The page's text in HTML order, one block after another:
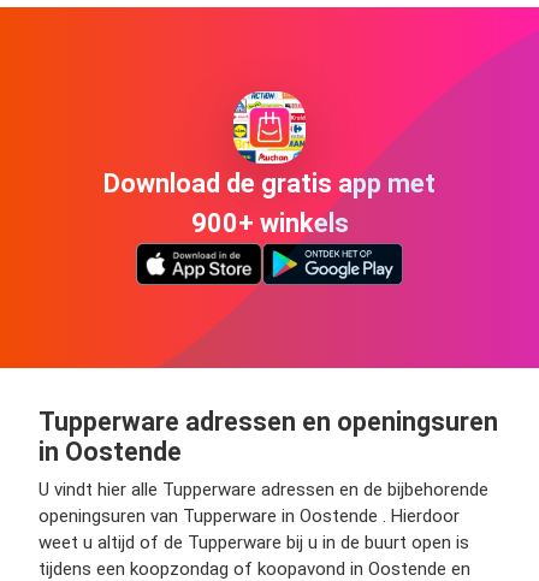
Download de gratis app met
900+ winkels
Tupperware adressen en openingsuren
in Oostende
U vindt hier alle Tupperware adressen en de bijbehorende
openingsuren van Tupperware in Oostende . Hierdoor
weet u altijd of de Tupperware bij u in de buurt open is
tijdens een koopzondag of koopavond in Oostende en